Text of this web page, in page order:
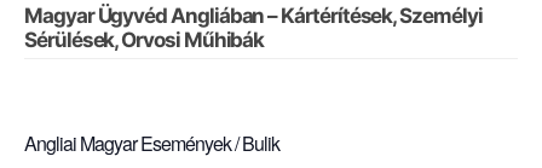
Magyar Ügyvéd Angliában – Kártérítések, Személyi
Sérülések, Orvosi Műhibák
Angliai Magyar Események / Bulik